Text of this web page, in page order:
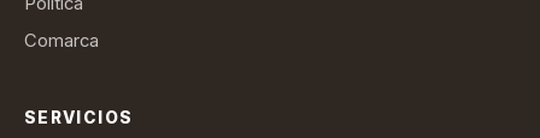
Comarca
SERVICIOS